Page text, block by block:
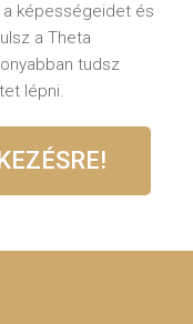
a képességeidet és
a Theta
tudsz
lépni.